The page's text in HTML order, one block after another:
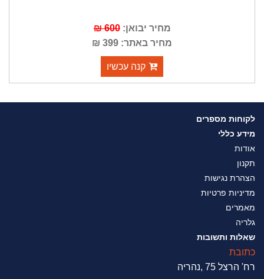
מחיר יבואן:600 ₪
מחיר באתר: 399 ₪
קנה עכשיו
לקוחות מספרים
מידע כללי
אודות
תקנון
הצהרת נגישות
מדיניות פרטיות
מאמרים
גלריה
שאלות ותשובות
כתובת
רח' הרצל 75 ,נהריה